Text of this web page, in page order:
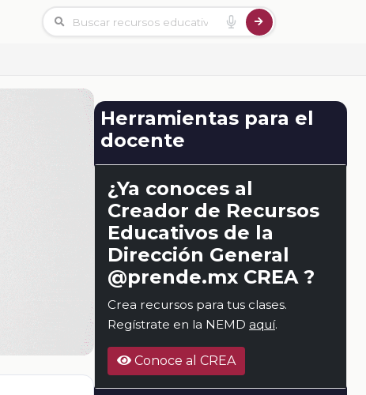
Herramientas para el
docente
¿Ya conoces al
Creador de Recursos
Educativos de la
Dirección General
@prende.mx CREA ?
Crea recursos para tus clases.
Regístrate en la NEMD aquí.
Conoce al CREA